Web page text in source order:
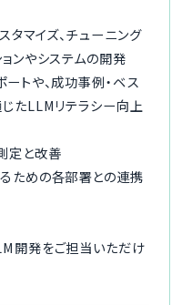
タマイズ、チューニング
ンやシステムの開発
ートや、成功事例・ベス
たLLMリテラシー向上
定と改善
ための各部署との連携
開発をご担当いただけ